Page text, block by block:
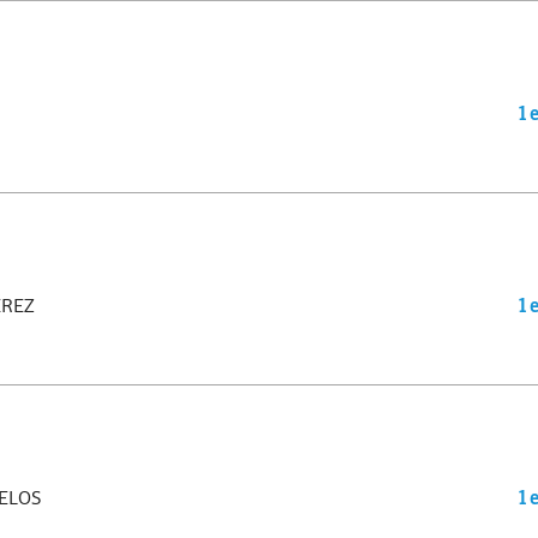
1
1
1